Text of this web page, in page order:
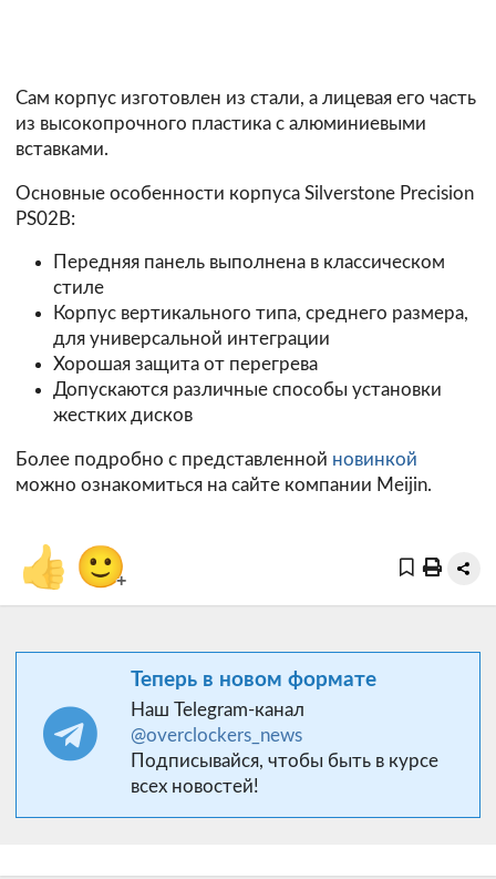
Сам корпус изготовлен из стали, а лицевая его часть
из высокопрочного пластика с алюминиевыми
вставками.
Основные особенности корпуса Silverstone Precision
PS02B:
Передняя панель выполнена в классическом
стиле
Корпус вертикального типа, среднего размера,
для универсальной интеграции
Хорошая защита от перегрева
Допускаются различные способы установки
жестких дисков
Более подробно с представленной новинкой
можно ознакомиться на сайте компании Meijin.
👍 🙂+
Теперь в новом формате
Наш Telegram-канал
@overclockers_news
Подписывайся, чтобы быть в курсе
всех новостей!